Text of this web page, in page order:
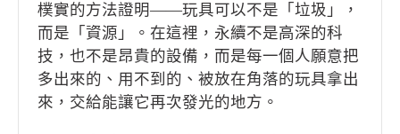
樸實的方法證明——玩具可以不是「垃圾」，
而是「資源」。在這裡，永續不是高深的科
技，也不是昂貴的設備，而是每一個人願意把
多出來的、用不到的、被放在角落的玩具拿出
來，交給能讓它再次發光的地方。